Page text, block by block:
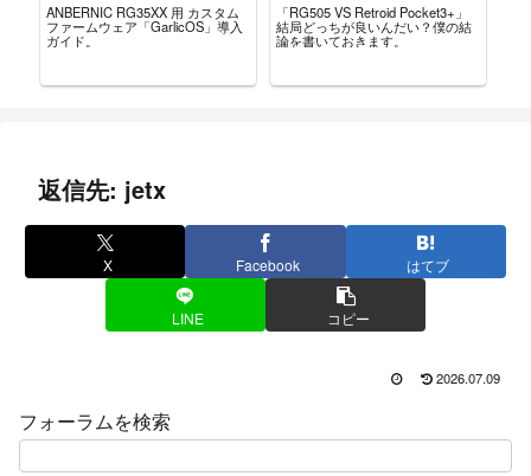
ANBERNIC RG35XX 用 カスタム
ファームウェア「GarlicOS」導入
ガイド。
「RG505 VS Retroid Pocket3+」
結局どっちが良いんだい？僕の結
論を書いておきます。
返信先: jetx
X Facebook はてブ
LINE コピー
2026.07.09
フォーラムを検索